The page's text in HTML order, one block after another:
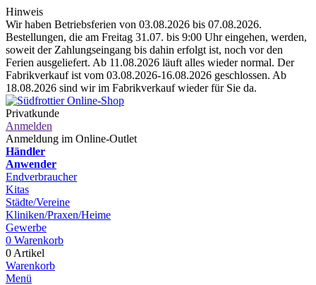
Hinweis
Wir haben Betriebsferien von 03.08.2026 bis 07.08.2026.
Bestellungen, die am Freitag 31.07. bis 9:00 Uhr eingehen, werden,
soweit der Zahlungseingang bis dahin erfolgt ist, noch vor den
Ferien ausgeliefert. Ab 11.08.2026 läuft alles wieder normal. Der
Fabrikverkauf ist vom 03.08.2026-16.08.2026 geschlossen. Ab
18.08.2026 sind wir im Fabrikverkauf wieder für Sie da.
Privatkunde
Anmelden
Anmeldung im Online-Outlet
Händler
Anwender
Endverbraucher
Kitas
Städte/Vereine
Kliniken/Praxen/Heime
Gewerbe
0 Warenkorb
0 Artikel
Warenkorb
Menü